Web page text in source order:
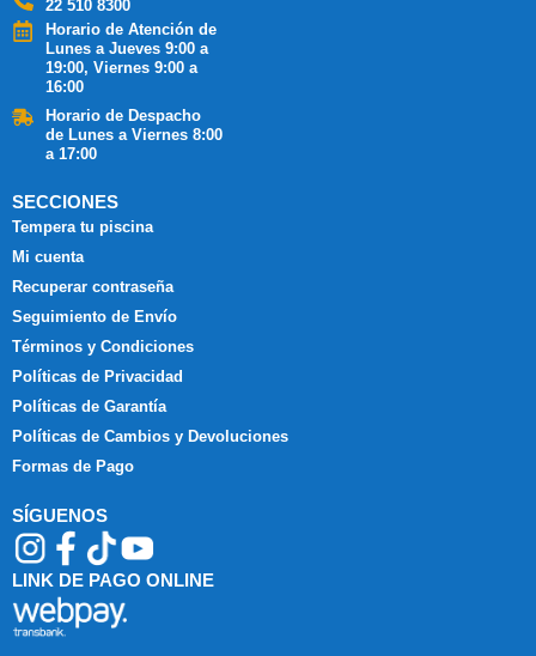
22 510 8300
Horario de Atención de
Lunes a Jueves 9:00 a
19:00, Viernes 9:00 a
16:00
Horario de Despacho
de Lunes a Viernes 8:00
a 17:00
SECCIONES
Tempera tu piscina
Mi cuenta
Recuperar contraseña
Seguimiento de Envío
Términos y Condiciones
Políticas de Privacidad
Políticas de Garantía
Políticas de Cambios y Devoluciones
Formas de Pago
SÍGUENOS
LINK DE PAGO ONLINE